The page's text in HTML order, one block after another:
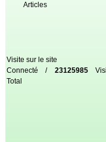
Articles
Visite sur le site
Connecté / 23125985
Total